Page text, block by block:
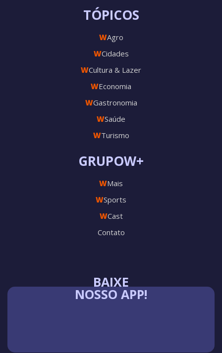
BAIXE
NOSSO APP!
GRUPOW+
WMais
WSports
WCast
Contato
TÓPICOS
WAgro
WCidades
WCultura & Lazer
WEconomia
WGastronomia
WSaúde
WTurismo